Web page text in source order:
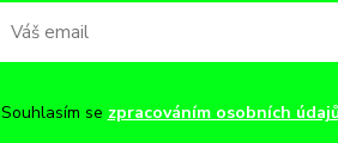
Souhlasím se zpracováním osobních